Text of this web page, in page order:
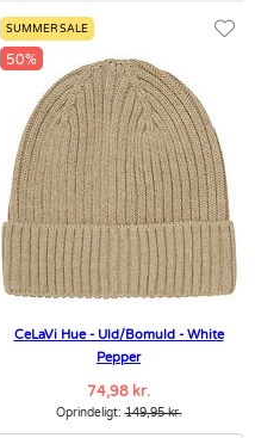
SUMMER SALE
50%
CeLaVi Hue - Uld/Bomuld - White
Pepper
74,98 kr.
Oprindeligt:149,95 kr.